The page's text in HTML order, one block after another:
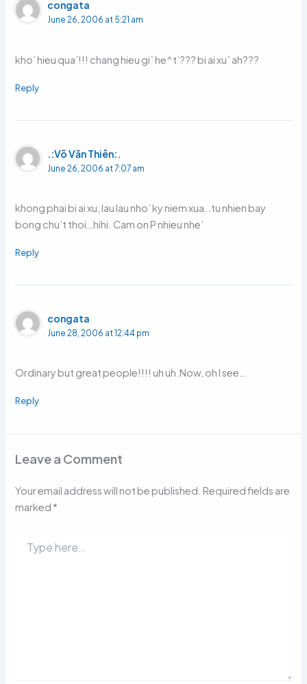
congata
June 26, 2006 at 5:21 am
kho’ hieu qua’!!! chang hieu gi` he^t’??? bi ai xu` ah???
Reply
.:Võ Văn Thiên:.
June 26, 2006 at 7:07 am
khong phai bi ai xu, lau lau nho’ ky niem xua..tu nhien bay
bong chu’t thoi…hihi. Cam on P nhieu nhe’
Reply
congata
June 28, 2006 at 12:44 pm
Ordinary but great people!!!! uh uh.Now, oh I see…
Reply
Leave a Comment
Your email address will not be published. Required fields are
marked *
here..